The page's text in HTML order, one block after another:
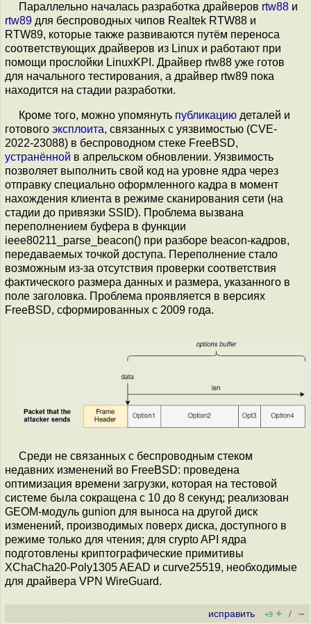
Параллельно началась разработка драйверов rtw88 и
rtw89 для беспроводных чипов Realtek RTW88 и
RTW89, которые также развиваются путём переноса
соответствующих драйверов из Linux и работают при
помощи прослойки LinuxKPI. Драйвер rtw88 уже готов
для начального тестирования, а драйвер rtw89 пока
находится на стадии разработки.
Кроме того, можно упомянуть публикацию деталей и
готового эксплоита, связанных с уязвимостью (CVE-
2022-23088) в беспроводном стеке FreeBSD,
устранённой в апрельском обновлении. Уязвимость
позволяет выполнить свой код на уровне ядра через
отправку специально оформленного кадра в момент
нахождения клиента в режиме сканирования сети (на
стадии до привязки SSID). Проблема вызвана
переполнением буфера в функции
ieee80211_parse_beacon() при разборе beacon-кадров,
передаваемых точкой доступа. Переполнение стало
возможным из-за отсутствия проверки соответствия
фактического размера данных и размера, указанного в
поле заголовка. Проблема проявляется в версиях
FreeBSD, сформированных с 2009 года.
Среди не связанных с беспроводным стеком
недавних изменений во FreeBSD: проведена
оптимизация времени загрузки, которая на тестовой
системе была сокращена с 10 до 8 секунд; реализован
GEOM-модуль gunion для выноса на другой диск
изменений, производимых поверх диска, доступного в
режиме только для чтения; для crypto API ядра
подготовлены криптографические примитивы
XChaCha20-Poly1305 AEAD и curve25519, необходимые
для драйвера VPN WireGuard.
исправить +9 + / –